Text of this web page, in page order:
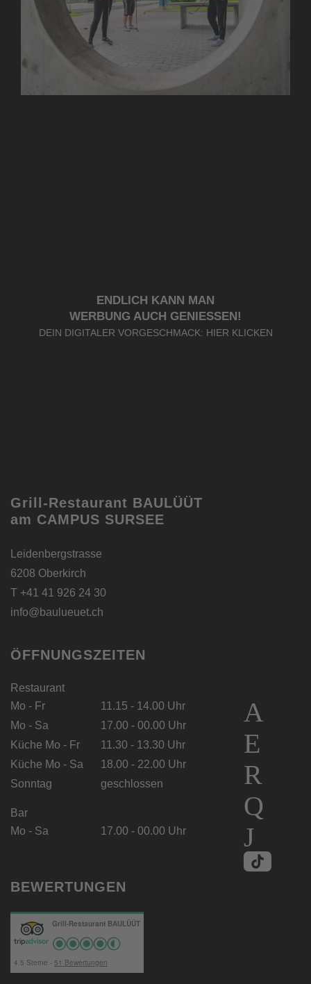
ENDLICH KANN MAN
WERBUNG AUCH GENIESSEN!
DEIN DIGITALER VORGESCHMACK: HIER KLICKEN
Grill-Restaurant BAULÜÜT
am CAMPUS SURSEE
Leidenbergstrasse
6208 Oberkirch
T +41 41 926 24 30
info@baulueuet.ch
ÖFFNUNGSZEITEN
Restaurant
Mo - Fr
11.15 - 14.00 Uhr
Mo - Sa
17.00 - 00.00 Uhr
Küche Mo - Fr
11.30 - 13.30 Uhr
Küche Mo - Sa
18.00 - 22.00 Uhr
Sonntag
geschlossen
Bar
Mo - Sa
17.00 - 00.00 Uhr
BEWERTUNGEN
Grill-Restaurant BAULÜÜT
4.5 Sterne - 51 Bewertungen